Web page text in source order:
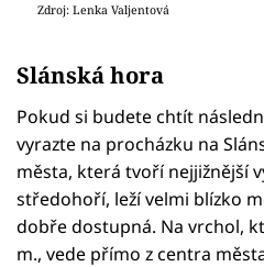
Zdroj: Lenka Valjentová
Slánská hora
Pokud si budete chtít
vyrazte na procházku na
města, která tvoří nejjižnější
středohoří, leží velmi blízko
dobře dostupná. Na vrchol,
m., vede přímo z centra